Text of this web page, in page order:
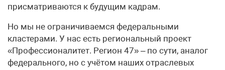
присматриваются к будущим кадрам.
Но мы не ограничиваемся федеральными
кластерами. У нас есть региональный проект
«Профессионалитет. Регион 47» – по сути, аналог
федерального, но с учётом наших отраслевых